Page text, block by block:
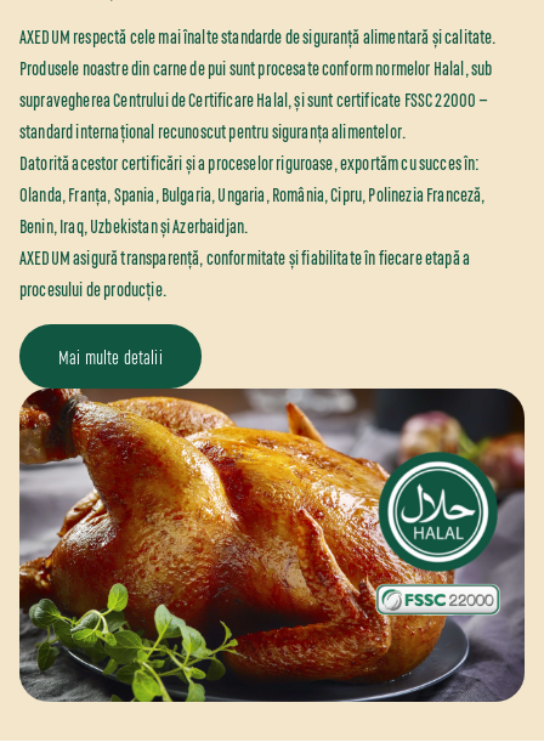
Magazin Alba Iulia 198
mun. Chisinau, str. Alba
Iulia 198
+37361001606
Magazin Gratiesti
com. Gratiesti, str. Mihai
Viteazul, 99
+37360400120
Ferma de pui AXEDUM
s. Iurievca
AXEDUM respectă cele mai înalte standarde de siguranță alimentară și calitate.
Produsele noastre din carne de pui sunt procesate conform normelor Halal, sub
supravegherea Centrului de Certificare Halal, și sunt certificate FSSC 22000 —
standard internațional recunoscut pentru siguranța alimentelor.
Datorită acestor certificări și a proceselor riguroase, exportăm cu succes în:
Olanda, Franța, Spania, Bulgaria, Ungaria, România, Cipru, Polinezia Franceză,
Benin, Iraq, Uzbekistan și Azerbaidjan.
AXEDUM asigură transparență, conformitate și fiabilitate în fiecare etapă a
procesului de producție.
Mai multe detalii